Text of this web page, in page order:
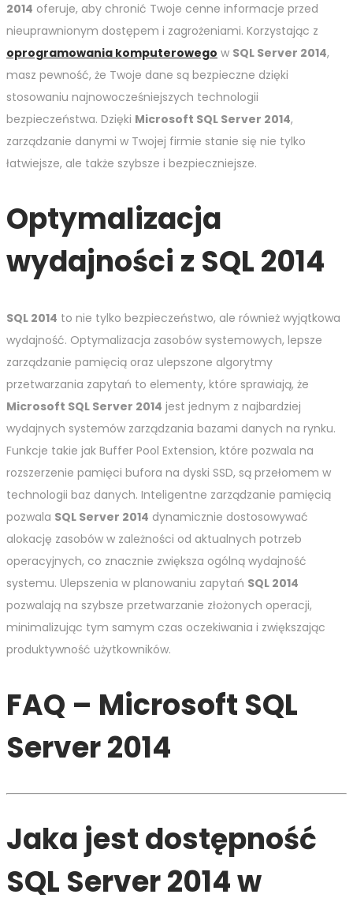
2014 oferuje, aby chronić Twoje cenne informacje przed
nieuprawnionym dostępem i zagrożeniami. Korzystając z
oprogramowania komputerowego w SQL Server 2014,
masz pewność, że Twoje dane są bezpieczne dzięki
stosowaniu najnowocześniejszych technologii
bezpieczeństwa. Dzięki Microsoft SQL Server 2014,
zarządzanie danymi w Twojej firmie stanie się nie tylko
łatwiejsze, ale także szybsze i bezpieczniejsze.
Optymalizacja
wydajności z SQL 2014
SQL 2014 to nie tylko bezpieczeństwo, ale również wyjątkowa
wydajność. Optymalizacja zasobów systemowych, lepsze
zarządzanie pamięcią oraz ulepszone algorytmy
przetwarzania zapytań to elementy, które sprawiają, że
Microsoft SQL Server 2014 jest jednym z najbardziej
wydajnych systemów zarządzania bazami danych na rynku.
Funkcje takie jak Buffer Pool Extension, które pozwala na
rozszerzenie pamięci bufora na dyski SSD, są przełomem w
technologii baz danych. Inteligentne zarządzanie pamięcią
pozwala SQL Server 2014 dynamicznie dostosowywać
alokację zasobów w zależności od aktualnych potrzeb
operacyjnych, co znacznie zwiększa ogólną wydajność
systemu. Ulepszenia w planowaniu zapytań SQL 2014
pozwalają na szybsze przetwarzanie złożonych operacji,
minimalizując tym samym czas oczekiwania i zwiększając
produktywność użytkowników.
FAQ – Microsoft SQL
Server 2014
Jaka jest dostępność
SQL Server 2014 w